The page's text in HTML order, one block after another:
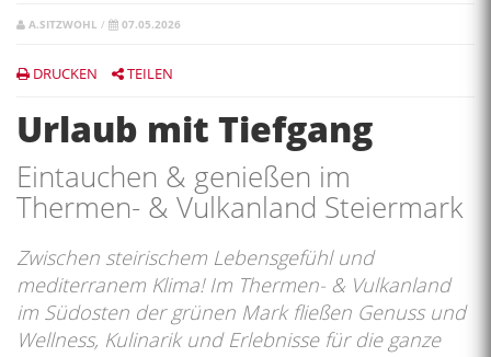
A.SITZWOHL / 07.05.2026
DRUCKEN TEILEN
Urlaub mit Tiefgang
Eintauchen & genießen im
Thermen- & Vulkanland Steiermark
Zwischen steirischem Lebensgefühl und
mediterranem Klima! Im Thermen- & Vulkanland
im Südosten der grünen Mark fließen Genuss und
Wellness, Kulinarik und Erlebnisse für die ganze